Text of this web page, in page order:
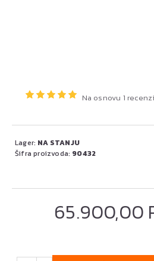
Na osnovu 1
65.900,00
Lager: NA STANJU
Šifra proizvoda: 90432